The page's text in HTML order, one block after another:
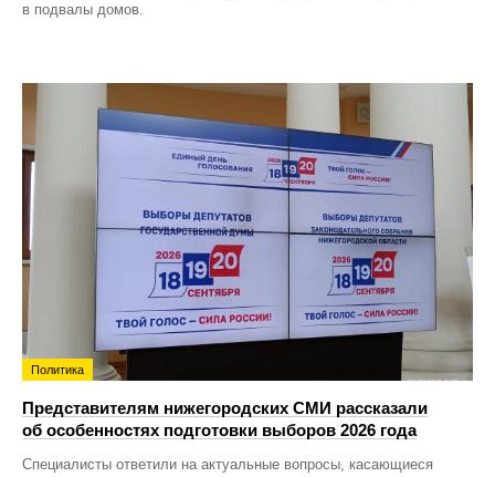
в подвалы домов.
Политика
Представителям нижегородских СМИ рассказали
об особенностях подготовки выборов 2026 года
Специалисты ответили на актуальные вопросы, касающиеся